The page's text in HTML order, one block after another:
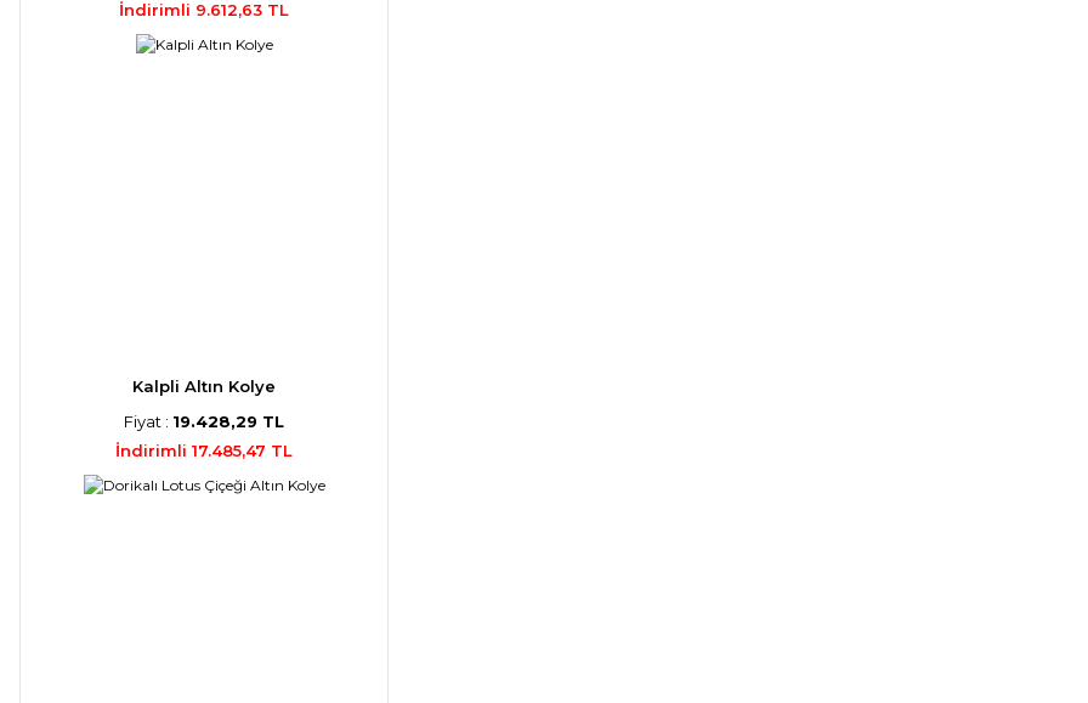
İndirimli 9.612,63 TL
Kalpli Altın Kolye
Fiyat : 19.428,29 TL
İndirimli 17.485,47 TL